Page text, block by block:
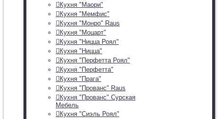
Кухня "Маори"
Кухня "Мемфис"
Кухня "Монро" Raus
Кухня "Моцарт"
Кухня "Ницца Роял"
Кухня "Ницца"
Кухня "Перфетта Роял"
Кухня "Перфетта"
Кухня "Прага"
Кухня "Прованс" Raus
Кухня "Прованс" Сурская
Мебель
Кухня "Сиэль Роял"